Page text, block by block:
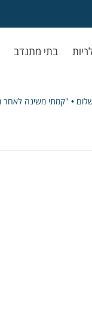
בתי מתנדב
• "קמתי משינה